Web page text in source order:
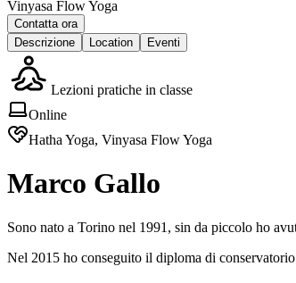
Vinyasa Flow Yoga
Contatta ora
Descrizione
Location Eventi
Lezioni pratiche in classe
Online
Hatha Yoga, Vinyasa Flow Yoga
Marco Gallo
Sono nato a Torino nel 1991, sin da piccolo ho
Nel 2015 ho conseguito il diploma di